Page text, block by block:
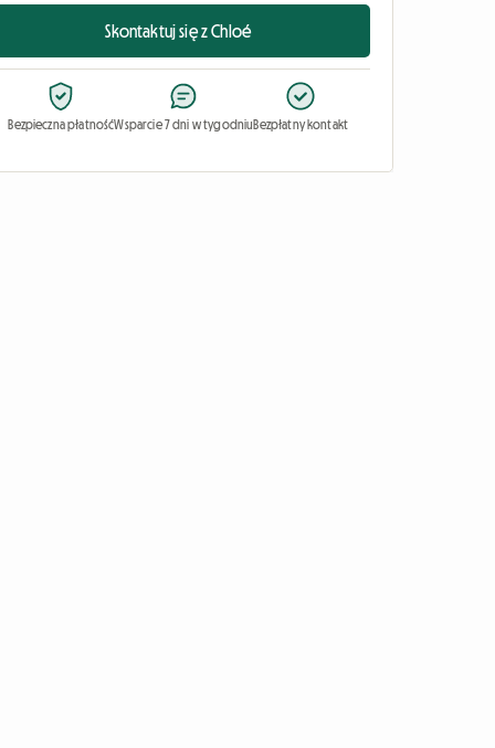
Skontaktuj się z Chloé
Bezpieczna płatnośćWsparcie 7 dni w tygodniuBezpłatny kontakt